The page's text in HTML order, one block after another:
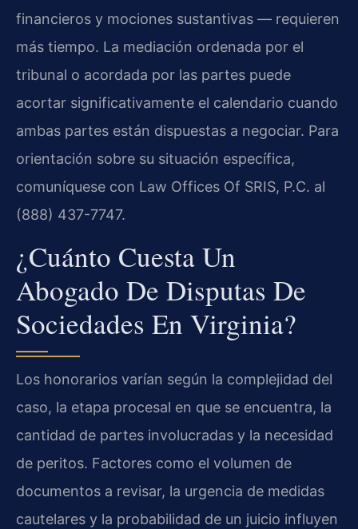
financieros y mociones sustantivas — requieren
más tiempo. La mediación ordenada por el
tribunal o acordada por las partes puede
acortar significativamente el calendario cuando
ambas partes están dispuestas a negociar. Para
orientación sobre su situación específica,
comuníquese con Law Offices Of SRIS, P.C. al
(888) 437-7747.
¿Cuánto Cuesta Un
Abogado De Disputas De
Sociedades En Virginia?
Los honorarios varían según la complejidad del
caso, la etapa procesal en que se encuentra, la
cantidad de partes involucradas y la necesidad
de peritos. Factores como el volumen de
documentos a revisar, la urgencia de medidas
cautelares y la probabilidad de un juicio influyen